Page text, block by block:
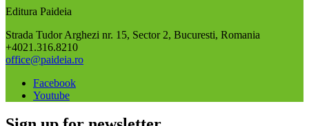
Editura Paideia
Strada Tudor Arghezi nr. 15, Sector 2, Bucuresti, Romania
+4021.316.8210
office@paideia.ro
Facebook
Youtube